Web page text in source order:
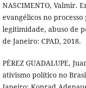
NASCIMENTO, Valmir.
evangélicos no
legitimidade, abuso de
de Janeiro: CPAD, 2018.
PÉREZ GUADALUPE,
ativismo político no